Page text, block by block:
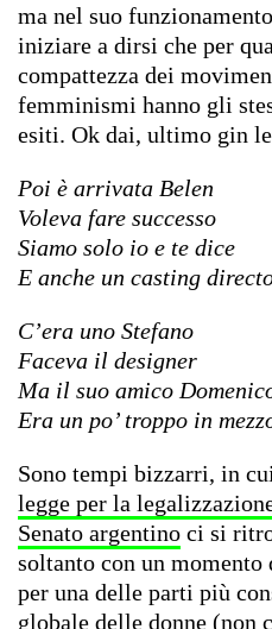
ma nel suo
iniziare a dirsi che per
compattezza dei
femminismi hanno gli
esiti. Ok dai, ultimo gin
Poi è arrivata Belen
Voleva fare successo
Siamo solo io e te dice
E anche un casting
C’era uno Stefano
Faceva il designer
Ma il suo amico
Era un po’ troppo in
Sono tempi bizzarri, in
legge per la
Senato argentino ci si
soltanto con un
per una delle parti più
globale delle donne (non